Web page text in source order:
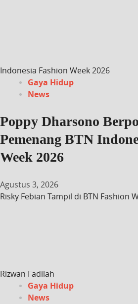
Indonesia Fashion Week 2026
Gaya Hidup
News
Poppy Dharsono
Pemenang BTN
Week 2026
Agustus 3, 2026
Risky Febian Tampil di BTN Fashion
Rizwan Fadilah
Gaya Hidup
News